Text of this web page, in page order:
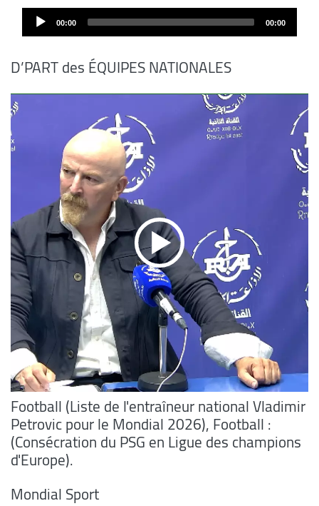
Audio
Player 00:00 00:00
D’PART des ÉQUIPES NATIONALES
Football (Liste de l'entraîneur national Vladimir
Petrovic pour le Mondial 2026), Football :
(Consécration du PSG en Ligue des champions
d'Europe).
Mondial Sport